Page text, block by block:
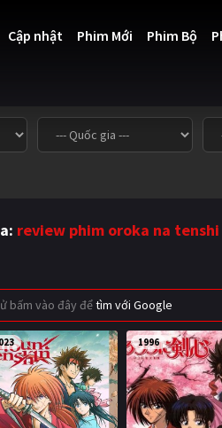
Cập nhật Phim Mới Phim Bộ
review phim oroka na
bấm vào đây đểtìm với Google
1996